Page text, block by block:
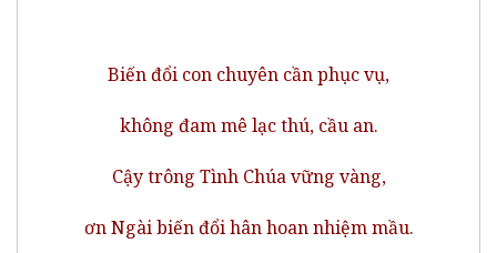
Biến đổi con chuyên cần phục vụ,
không đam mê lạc thú, cầu an.
Cậy trông Tình Chúa vững vàng,
ơn Ngài biến đổi hân hoan nhiệm mầu.